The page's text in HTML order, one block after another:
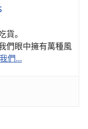
。
們眼中擁有萬種風
們…